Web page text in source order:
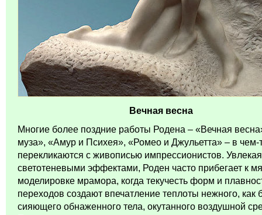
Вечная весна
Многие более поздние работы Родена – «Вечная
муза», «Амур и Психея», «Ромео и Джульетта» – в чем-
перекликаются с живописью импрессионистов.
светотеневыми эффектами, Роден часто прибегает к
моделировке мрамора, когда текучесть форм и
переходов создают впечатление теплоты нежного, как
сияющего обнаженного тела, окутанного воздушной